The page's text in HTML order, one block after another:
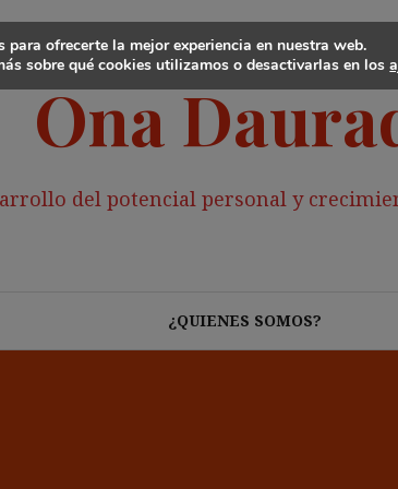
Ona
del potencial personal y
¿QUIENES SOMOS?
para ofrecerte la mejor experiencia en nuestra web.
sobre qué cookies utilizamos o desactivarlas en los